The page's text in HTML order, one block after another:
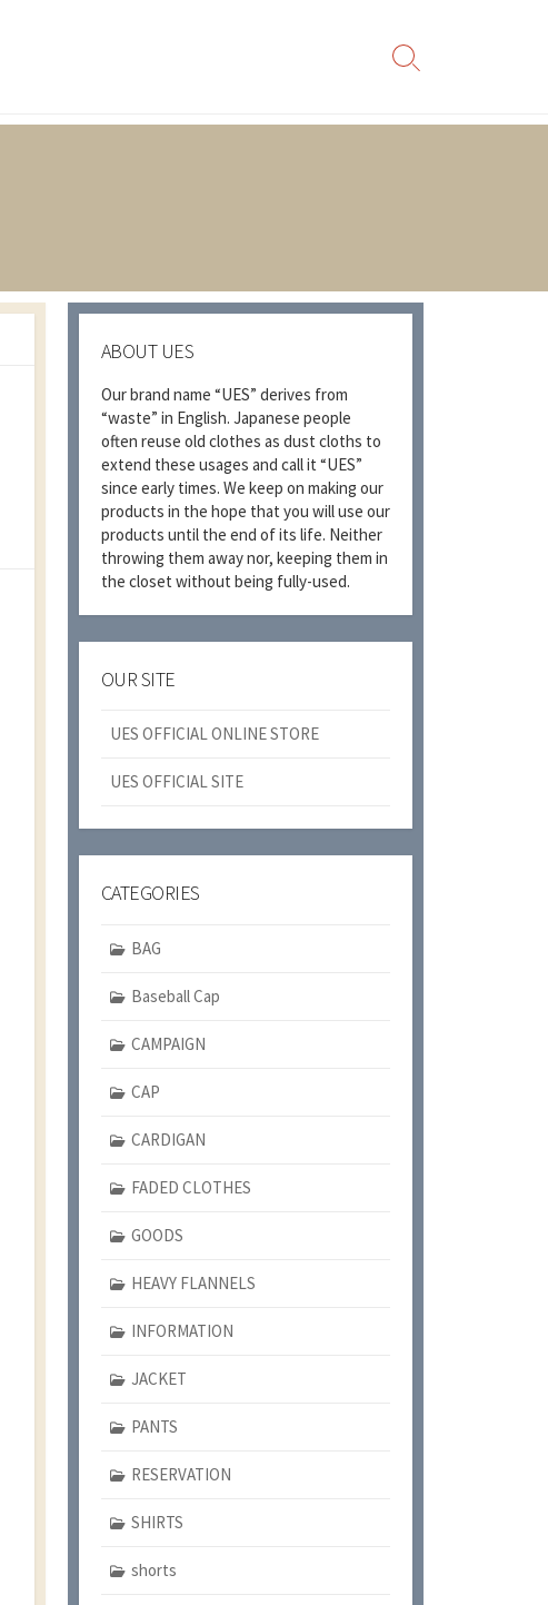
検
ABOUT UES
Our brand name “UES” derives from
“waste” in English. Japanese people
often reuse old clothes as dust cloths to
extend these usages and call it “UES”
since early times. We keep on making our
products in the hope that you will use our
products until the end of its life. Neither
throwing them away nor, keeping them in
the closet without being fully-used.
OUR SITE
UES OFFICIAL ONLINE STORE
UES OFFICIAL SITE
CATEGORIES
BAG
Baseball Cap
CAMPAIGN
CAP
CARDIGAN
FADED CLOTHES
GOODS
HEAVY FLANNELS
INFORMATION
JACKET
PANTS
RESERVATION
SHIRTS
shorts